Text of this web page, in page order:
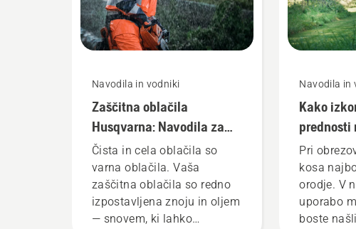
Navodila in vodniki
Zaščitna oblačila
Husqvarna: Navodila za
pranje in popravila
Čista in cela oblačila so
varna oblačila. Vaša
zaščitna oblačila so redno
izpostavljena znoju in oljem
— snovem, ki lahko
Navodila in
Kako
prednosti
Pri
kosa
orodje. V
uporabo
boste